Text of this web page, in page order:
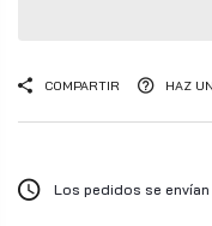
COMPARTIR HAZ
Los pedidos se envían